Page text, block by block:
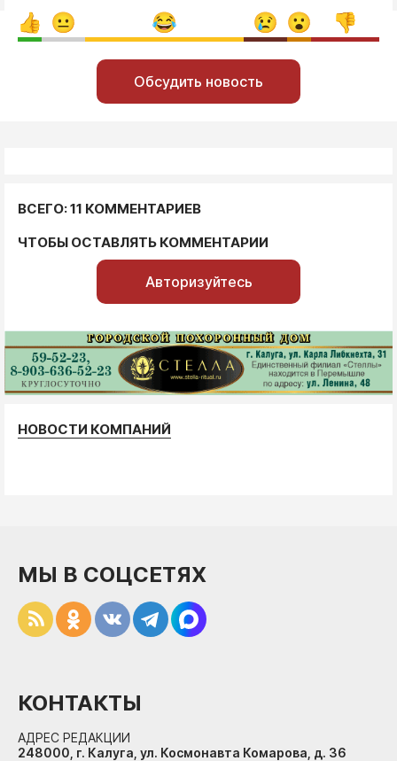
Обсудить новость
ВСЕГО: 11 КОММЕНТАРИЕВ
ЧТОБЫ ОСТАВЛЯТЬ КОММЕНТАРИИ
Авторизуйтесь
НОВОСТИ КОМПАНИЙ
МЫ В СОЦСЕТЯХ
КОНТАКТЫ
АДРЕС РЕДАКЦИИ
248000, г. Калуга, ул. Космонавта Комарова, д. 36